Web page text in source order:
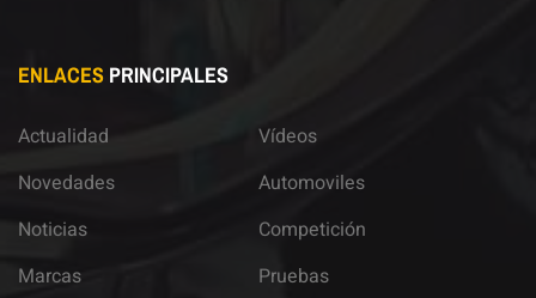
ENLACES PRINCIPALES
Actualidad
Novedades
Noticias
Marcas
Vídeos
Automoviles
Competición
Pruebas